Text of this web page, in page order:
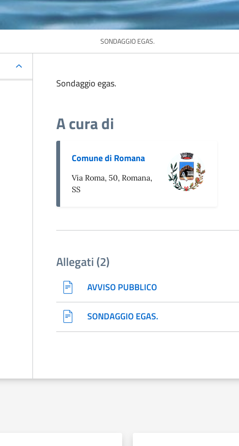
SONDAGGIO EGAS.
Sondaggio egas.
A cura di
Comune di Romana
Via Roma, 50, Romana,
SS
Allegati (2)
AVVISO PUBBLICO
SONDAGGIO EGAS.